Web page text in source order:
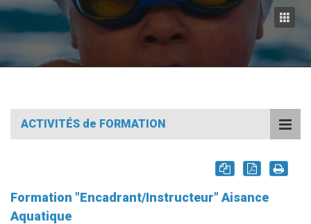
ACTIVITÉS de FORMATION
Formation "Encadrant/Instructeur" Aisance
Aquatique